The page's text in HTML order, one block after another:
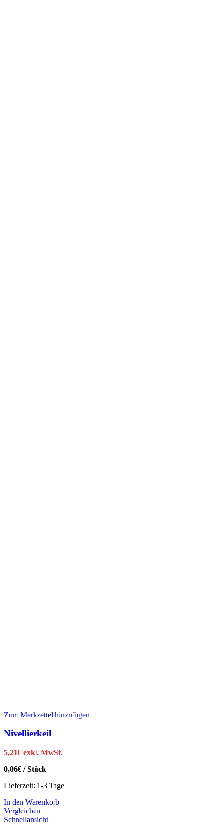
Zum Merkzettel hinzufügen
Nivellierkeil
5,21€ exkl. MwSt.
0,06€ /Stück
Lieferzeit: 1-3 Tage
In den Warenkorb
Vergleichen
Schnellansicht